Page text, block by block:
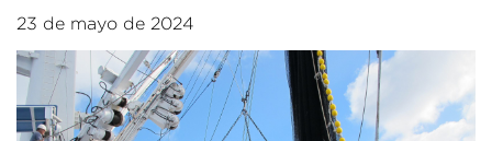
23 de mayo de 2024